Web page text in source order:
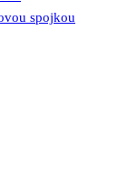
spojkou